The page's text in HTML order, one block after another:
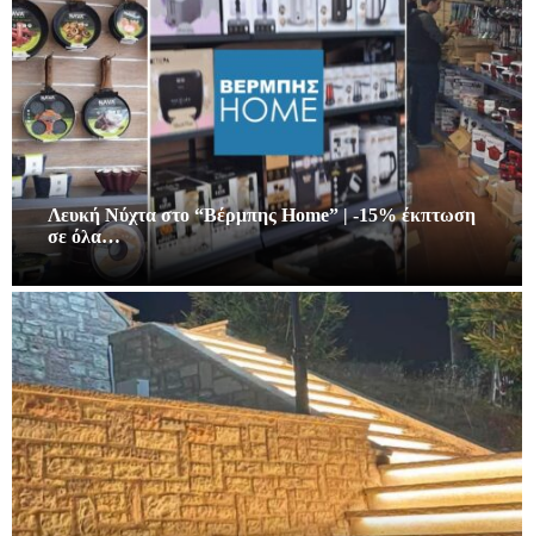
Λευκή Νύχτα στο “Βέρμπης Home” | -15% έκπτωση
σε όλα…